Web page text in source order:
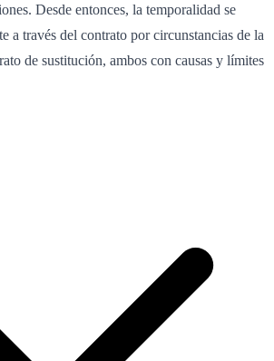
Desde entonces, la temporalidad se
a través del contrato por circunstancias de la
de sustitución, ambos con causas y límites